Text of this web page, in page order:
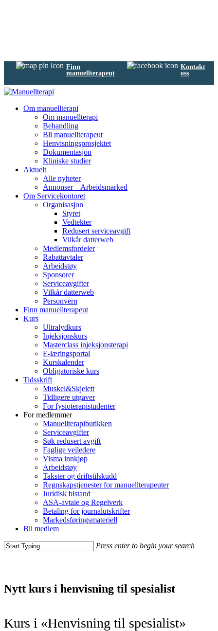
Finn
manuellterapeut
Kontakt
oss
Om manuellterapi
Om manuellterapi
Behandling
Bli manuellterapeut
Henvisningsprosjektet
Dokumentasjon
Kliniske studier
Aktuelt
Alle nyheter
Annonser – Arbeidsmarked
Om Servicekontoret
Organisasjon
Styret
Vedtekter
Redusert serviceavgift
Vilkår datterweb
Medlemsfordeler
Rabattavtaler
Arbeidstøy
Sponsorer
Serviceavgifter
Vilkår datterweb
Personvern
Finn manuellterapeut
Kurs
Ultralydkurs
Injeksjonskurs
Masterclass injeksjonsterapi
E-læringsportal
Kurskalender
Obligatoriske kurs
Tidsskrift
Muskel&Skjelett
Tidligere utgaver
For fysioterapistudenter
For medlemmer
Manuellterapibutikken
Serviceavgifter
Søk redusert avgift
Faglige veiledere
Visma innkjøp
Arbeidstøy
Takster og driftstilskudd
Regnskapstjenester for manuellterapeuter
Juridisk bistand
ASA-avtale og Regelverk
Betaling for journalutskrifter
Markedsføringsmateriell
Bli medlem
Press enter to begin your search
Nytt kurs i henvisning til spesialist
Kurs i «Henvisning til spesialist»